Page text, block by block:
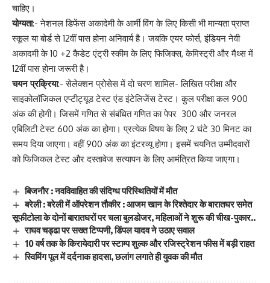
चाहिए।
योग्यता:- नेशनल डिफेंस अकादेमी के आर्मी विंग के लिए किसी भी मान्यता प्राप्त
स्कूल या बोर्ड से 12वीं पास होना अनिवार्य है। जबकि एयर फोर्स, इंडियन नेवी
अकादमी के 10 +2 कैडेट एंट्री स्कीम के लिए फिजिक्स, केमिस्ट्री और मैथ्स में
12वीं पास होना जरूरी है।
चयन प्रक्रिया:- सेलेक्शन प्रोसेस में दो चरण शामिल- लिखित परीक्षा और
साइकोलॉजिकल एप्टीट्यूड टेस्ट एंड इंटेलिजेंस टेस्ट। कुल परीक्षा कल 900
अंक की होगी। जिसमें गणित से संबंधित गणित का पेपर 300 और जनरल
एबिलिटी टेस्ट 600 अंक का होगा। प्रत्येक विषय के लिए 2 घंटे 30 मिनट का
समय दिया जाएगा। वहीं 900 अंक का इंटरव्यू होगा। इसमें चयनित उम्मीदवारों
को फिजिकल टेस्ट और दस्तावेज सत्यापन के लिए आमंत्रित किया जाएगा।
बिजनौर : नवविवाहित की संदिग्ध परिस्थितियों में मौत
बरेली : बरेली में ऑपरेशन तौकीर : आजम खान के रिश्तेदार के बारातघर समेत
सूफीटोला के दोनों बारातघरों पर चला बुलडोजर, महिलाओं ने शुरू की चीख-पुकार..
राघव चड्ढा पर सख्त टिप्पणी, डिंपल यादव ने उठाए सवाल
10 वर्ष तक के किरायेदारी पर स्टाम्प शुल्क और रजिस्ट्रेशन फीस में बड़ी राहत
स्विमिंग पूल में दर्दनाक हादसा, छलांग लगाते ही युवक की मौत